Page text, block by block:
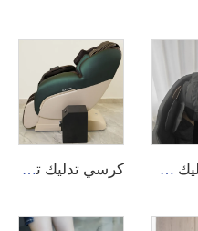
كرسي تدليك M11A المتمدد الفاخر بجلد PU وجاذبية صفرية وتدليك كامل للجسم 8D كرسي تدليك تجاري يعمل بالعملات المعدنية وبطاقة التشغيل - نموذج SY-8